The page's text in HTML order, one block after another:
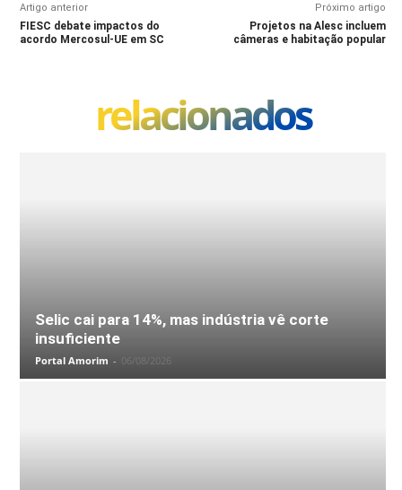
Artigo anterior
FIESC debate impactos do
acordo Mercosul-UE em SC
Próximo artigo
Projetos na Alesc incluem
câmeras e habitação popular
relacionados
Selic cai para 14%, mas indústria vê corte
insuficiente
Portal Amorim - 06/08/2026